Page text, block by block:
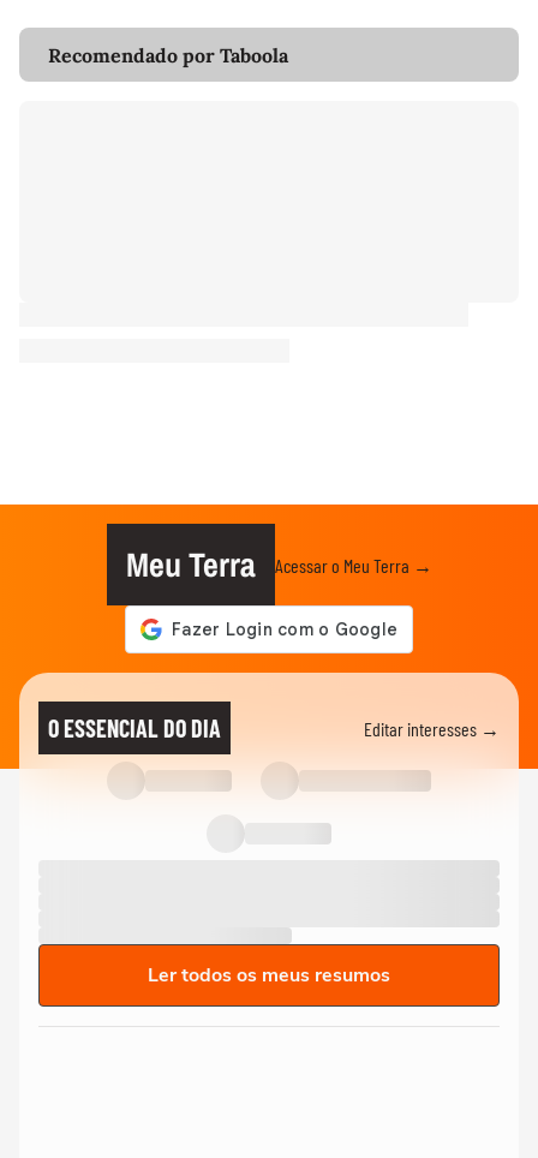
Recomendado por Taboola
Meu Terra Acessar o Meu Terra →
O ESSENCIAL DO DIA Editar interesses →
Ler todos os meus resumos